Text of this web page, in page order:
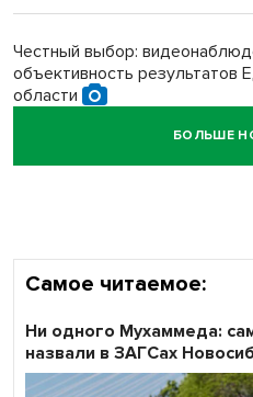
Честный выбор:
объективность результатов
области
Кибертанки пошли в бой:
БОЛЬШЕ
Самое читаемое:
Ни одного Мухаммеда:
назвали в ЗАГСах